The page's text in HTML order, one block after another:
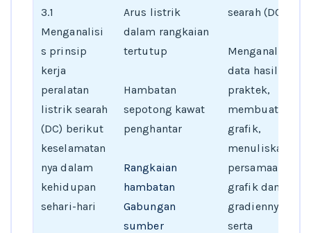
3.1
Menganalisi
s prinsip
kerja
peralatan
listrik searah
(DC) berikut
keselamatan
nya dalam
kehidupan
sehari-hari
Arus listrik
dalam rangkaian
tertutup
Hambatan
sepotong kawat
penghantar
Rangkaian
hambatan
Gabungan
sumber
searah (DC)
Menganalisis
data hasil
praktek,
membuat
grafik,
menuliskan
persamaan
grafik dan
gradiennya,
serta